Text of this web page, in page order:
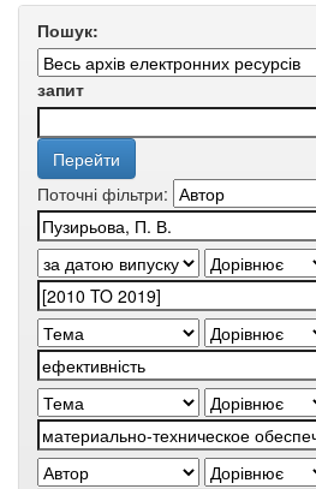
Пошук:
запит
Поточні фільтри: